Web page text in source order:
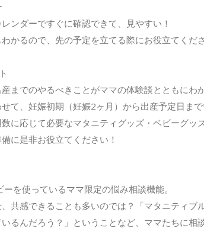
ンダーですぐに確認できて、見やすい！
かるので、先の予定を立てる際にお役立てくださ
までのやるべきことがママの体験談とともにわか
て、妊娠初期（妊娠2ヶ月）から出産予定日まで
に応じて必要なマタニティグッズ・ベビーグッ
に是非お役立てください！
ーを使っているママ限定の悩み相談機能。
共感できることも多いのでは？「マタニティ
るんだろう？」ということなど、ママたちに相